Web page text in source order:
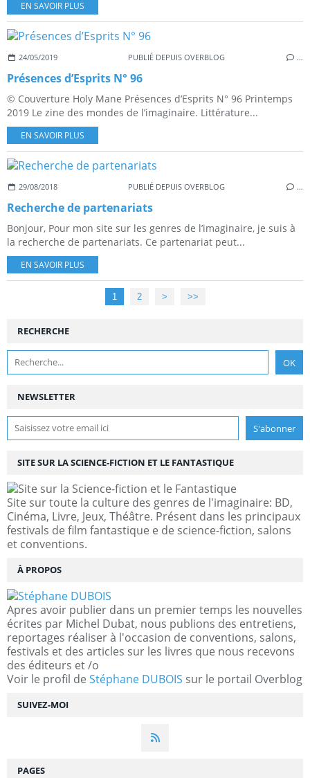
EN SAVOIR PLUS
24/05/2019 PUBLIÉ DEPUIS OVERBLOG …
Présences d’Esprits N° 96
© Couverture Holy Mane Présences d’Esprits N° 96 Printemps
2019 Le zine des mondes de l’imaginaire. Littérature...
EN SAVOIR PLUS
29/08/2018 PUBLIÉ DEPUIS OVERBLOG …
Recherche de partenariats
Bonjour, Pour mon site sur les genres de l’imaginaire, je suis à
la recherche de partenariats. Ce partenariat peut...
EN SAVOIR PLUS
1 2 > >>
NEWSLETTER
SUIVEZ-MOI
RECHERCHE
SITE SUR LA SCIENCE-FICTION ET LE FANTASTIQUE
Site sur toute la culture des genres de l'imaginaire: BD,
Cinéma, Livre, Jeux, Théâtre. Présent dans les principaux
festivals de film fantastique e de science-fiction, salons
et conventions.
À PROPOS
Apres avoir publier dans un premier temps les nouvelles
écrites par Michel Dubat, nous publions des entretiens,
reportages réaliser à l'occasion de conventions, salons,
festivals et des articles sur les livres que nous recevons
des éditeurs et /o
Voir le profil de Stéphane DUBOIS sur le portail Overblog
PAGES